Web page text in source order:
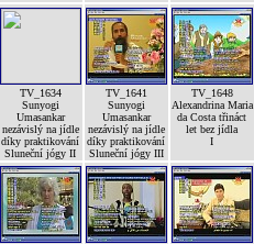
TV_1634
Sunyogi
Umasankar
nezávislý na jídle
díky praktikování
Sluneční jógy II
TV_1641
Sunyogi
Umasankar
nezávislý na jídle
díky praktikování
Sluneční jógy III
TV_1648
Alexandrina Maria
da Costa třináct
let bez jídla
I